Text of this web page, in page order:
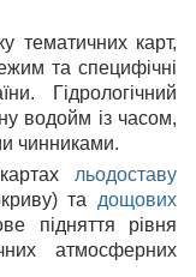
тематичних карт,
та специфічні
Гідрологічний
водойм із часом,
чинниками.
льодоставу
та дощових
підняття рівня
атмосферних